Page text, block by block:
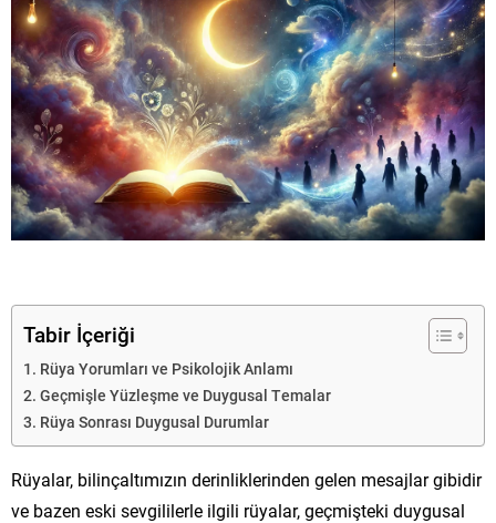
Tabir İçeriği
Rüya Yorumları ve Psikolojik Anlamı
Geçmişle Yüzleşme ve Duygusal Temalar
Rüya Sonrası Duygusal Durumlar
Rüyalar, bilinçaltımızın derinliklerinden gelen mesajlar gibidir
ve bazen eski sevgililerle ilgili rüyalar, geçmişteki duygusal